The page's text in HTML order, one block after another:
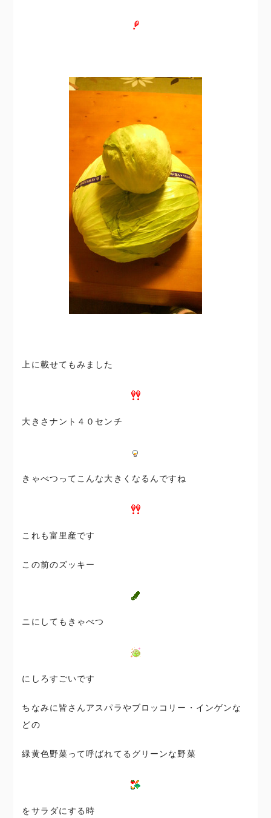
上に載せてもみました
大きさナント４０センチ
きゃべつってこんな大きくなるんですね
これも富里産です
この前のズッキー
ニにしてもきゃべつ
にしろすごいです
ちなみに皆さんアスパラやブロッコリー・インゲンな
どの
緑黄色野菜って呼ばれてるグリーンな野菜
をサラダにする時